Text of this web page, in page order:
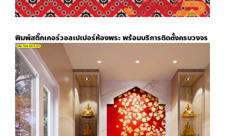
พิมพ์สติ๊กเกอร์วอลเปเปอร์ห้องพระพร้อมบริการติดตั้งครบวงจร